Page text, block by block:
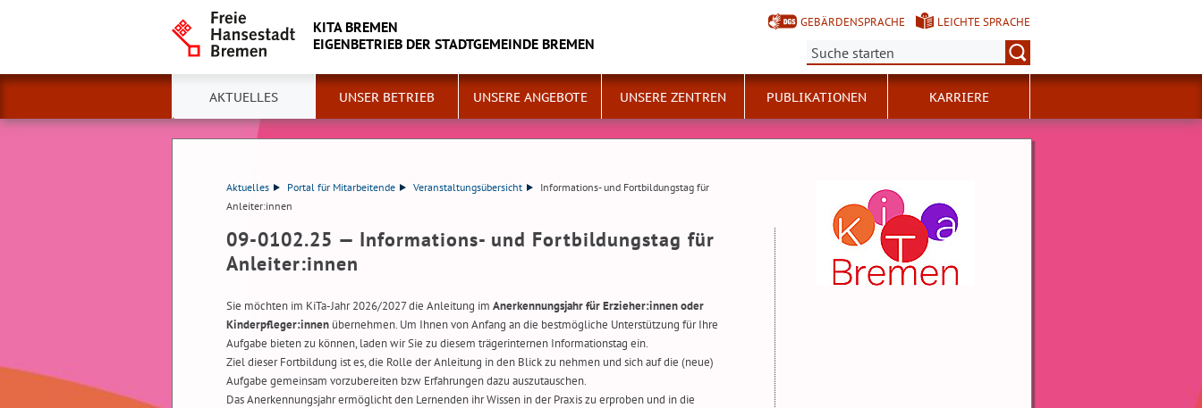
KITA BREMEN
EIGENBETRIEB DER STADTGEMEINDE BREMEN
GEBÄRDENSPRACHE
LEICHTE SPRACHE
Suche:
AKTUELLES UNSER BETRIEB UNSERE ANGEBOTE UNSERE ZENTREN PUBLIKATIONEN KARRIERE
Aktuelles Portal für Mitarbeitende Veranstaltungsübersicht
Informations- und Fortbildungstag für
Anleiter:innen
09-0102.25 — Informations- und Fortbildungstag für
Anleiter:innen
Sie möchten im KiTa-Jahr 2026/2027 die Anleitung im Anerkennungsjahr für Erzieher:innen oder
Kinderpfleger:innen übernehmen. Um Ihnen von Anfang an die bestmögliche Unterstützung für Ihre
Aufgabe bieten zu können, laden wir Sie zu diesem trägerinternen Informationstag ein.
Ziel dieser Fortbildung ist es, die Rolle der Anleitung in den Blick zu nehmen und sich auf die (neue)
Aufgabe gemeinsam vorzubereiten bzw Erfahrungen dazu auszutauschen.
Das Anerkennungsjahr ermöglicht den Lernenden ihr Wissen in der Praxis zu erproben und in die